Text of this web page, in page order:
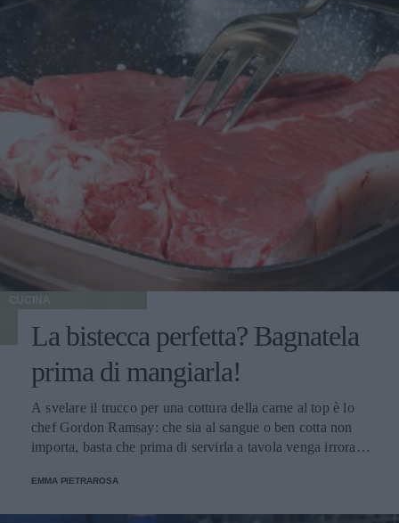
CUCINA
La bistecca perfetta? Bagnatela
prima di mangiarla!
A svelare il trucco per una cottura della carne al top è lo
chef Gordon Ramsay: che sia al sangue o ben cotta non
importa, basta che prima di servirla a tavola venga irrorata
EMMA PIETRAROSA